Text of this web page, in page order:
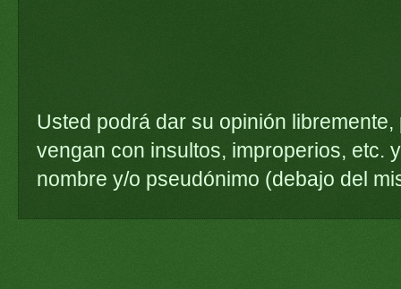
Usted podrá dar su opinión
vengan con insultos, improperios, etc.
nombre y/o pseudónimo (debajo del